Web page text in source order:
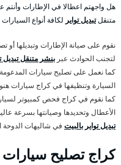
هل واجهتم اعطالا في الإطارات
متنقلتبديل تواير لكافة أنواع السيارات
نقوم على صيانة الإطارات وتبديلها أو
لتجنب الحوادث عبر بنشر متنقل تبديل
كما نعمل على تصليح سيارات المدعومة
السيارة وتنظيفها في كراج سيارات
كما نقوم في كراج فحص كمبيوتر
الأعطال وتحديدها وصيانتها بسرعة
تبديل تواير بالبيت في شاليهات الدوحة
كراج تصليح سيارات